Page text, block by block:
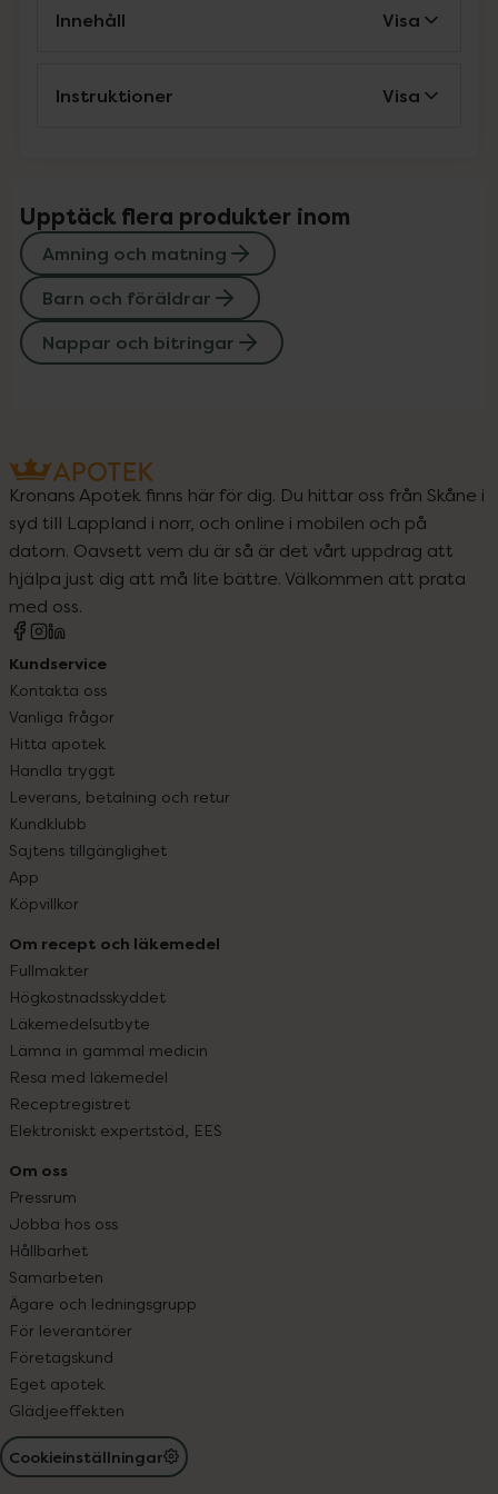
Innehåll Visa
Instruktioner Visa
Upptäck flera produkter inom
Amning och matning
Barn och föräldrar
Nappar och bitringar
Kronans Apotek finns här för dig. Du hittar oss från Skåne i
syd till Lappland i norr, och online i mobilen och på
datorn. Oavsett vem du är så är det vårt uppdrag att
hjälpa just dig att må lite bättre. Välkommen att prata
med oss.
Kundservice
Kontakta oss
Vanliga frågor
Hitta apotek
Handla tryggt
Leverans, betalning och retur
Kundklubb
Sajtens tillgänglighet
App
Köpvillkor
Om recept och läkemedel
Fullmakter
Högkostnadsskyddet
Läkemedelsutbyte
Lämna in gammal medicin
Resa med läkemedel
Receptregistret
Elektroniskt expertstöd, EES
Om oss
Pressrum
Jobba hos oss
Hållbarhet
Samarbeten
Ägare och ledningsgrupp
För leverantörer
Företagskund
Eget apotek
Glädjeeffekten
Cookieinställningar